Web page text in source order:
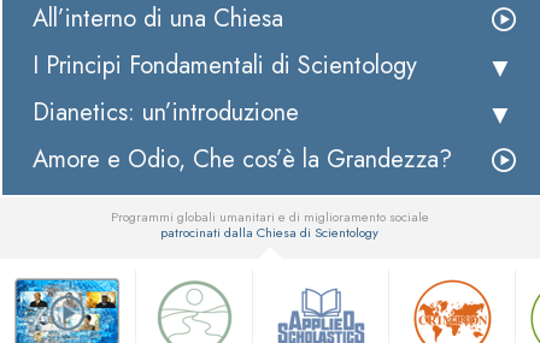
All’interno di una Chiesa
I Principi Fondamentali di Scientology
Dianetics: un’introduzione
Amore e Odio, Che cos’è la Grandezza?
Programmi globali umanitari e di miglioramento sociale
patrocinati dalla Chiesa di Scientology